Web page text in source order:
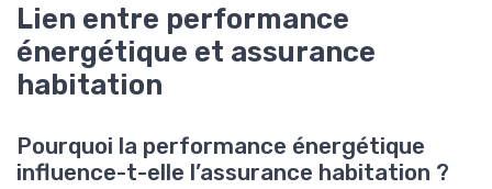
Lien entre performance
énergétique et assurance
habitation
Pourquoi la performance énergétique
influence-t-elle l’assurance habitation ?